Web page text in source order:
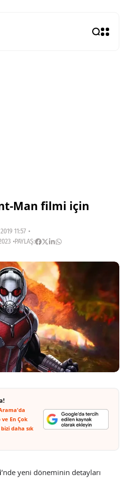
Man filmi için
11:57
PAYLAŞ:
En Çok
daha sık
‘nde yeni döneminin detayları